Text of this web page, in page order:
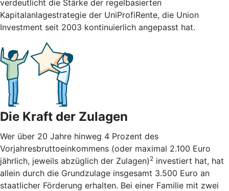
verdeutlicht die Stärke der regelbasierten
Kapitalanlagestrategie der UniProfiRente, die Union
Investment seit 2003 kontinuierlich angepasst hat.
Die Kraft der Zulagen
Wer über 20 Jahre hinweg 4 Prozent des
Vorjahresbruttoeinkommens (oder maximal 2.100 Euro
jährlich, jeweils abzüglich der Zulagen) 2 investiert hat, hat
allein durch die Grundzulage insgesamt 3.500 Euro an
staatlicher Förderung erhalten. Bei einer Familie mit zwei